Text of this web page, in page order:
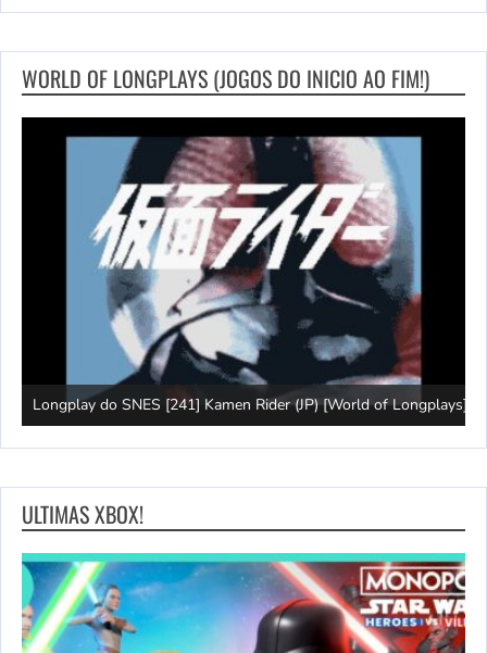
WORLD OF LONGPLAYS (JOGOS DO INICIO AO FIM!)
Longplay do SNES [241] Kamen Rider (JP) [World of Longplays]
ULTIMAS XBOX!